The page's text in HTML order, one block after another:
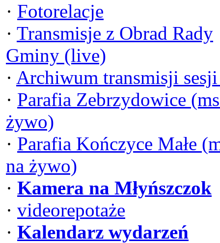
· Fotorelacje
· Transmisje z Obrad Rady
Gminy (live)
· Archiwum transmisji
· Parafia Zebrzydowice
żywo)
· Parafia Kończyce Małe
na żywo)
· Kamera na Młyńszczok
· videorepotaże
· Kalendarz wydarzeń